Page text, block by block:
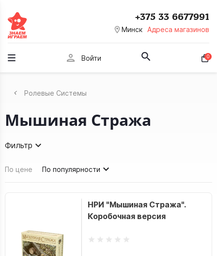
room Минск Адреса магазинов
+375 33 6677991
person Войти 0
Ролевые Системы
Мышиная Стража
Фильтр
По цене По популярности
НРИ "Мышиная Стража".
Коробочная версия